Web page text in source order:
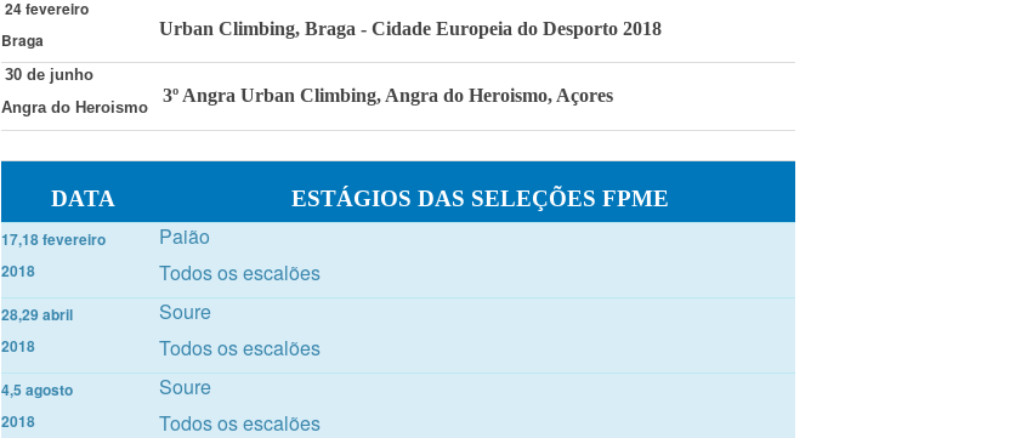
24 fevereiro
Braga
Urban Climbing, Braga - Cidade Europeia do Desporto 2018
30 de junho
Angra do Heroismo
3º Angra Urban Climbing, Angra do Heroismo, Açores
DATA ESTÁGIOS DAS SELEÇÕES FPME
17,18 fevereiro
2018
Paião
Todos os escalões
28,29 abril
2018
Soure
Todos os escalões
4,5 agosto
2018
Soure
Todos os escalões